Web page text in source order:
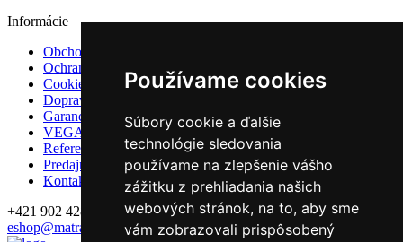
Používame cookies
Súbory cookie a ďalšie
technológie sledovania
používame na zlepšenie vášho
zážitku z prehliadania našich
webových stránok, na to, aby sme
vám zobrazovali prispôsobený
Informácie
Obchodné podmienky
Ochrana osobných údajov
Cookies
Doprava
Garancie a záruky
VEGAS Group
Referencie
Predajne
Kontakt
+421 902 428 992
eshop@matrace-vegas.sk